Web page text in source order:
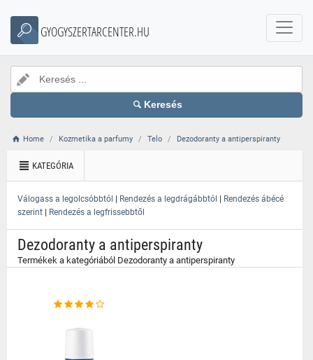
GYOGYSZERTARCENTER.HU
Keresés
Home Kozmetika a parfumy Telo Dezodoranty a antiperspiranty
KATEGÓRIA
Válogass a legolcsóbbtól | Rendezés a legdrágábbtól | Rendezés ábécé
szerint | Rendezés a legfrissebbtől
Dezodoranty a antiperspiranty
Termékek a kategóriából Dezodoranty a antiperspiranty